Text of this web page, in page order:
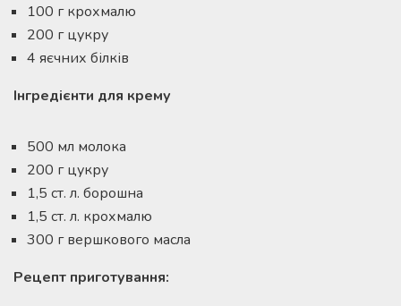
100 г крохмалю
200 г цукру
4 яєчних білків
Інгредієнти для крему
500 мл молока
200 г цукру
1,5 ст. л. борошна
1,5 ст. л. крохмалю
300 г вершкового масла
Рецепт приготування: